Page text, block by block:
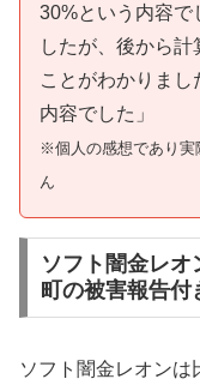
30%という内容で
したが、後から
ことがわかりまし
内容でした」
※個人の感想であり実
ん
ソフト闇金レ
町の被害報告付
ソフト闇金レオンは